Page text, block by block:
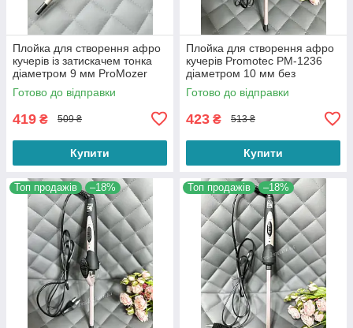
Плойка для створення афро
кучерів із затискачем тонка
діаметром 9 мм ProMozer
MZ-2216 для завивання
волосся
Готово до відправки
419 ₴ 509 ₴
Купити
Плойка для створення афро
кучерів Promotec PM-1236
діаметром 10 мм без
затискача
Готово до відправки
423 ₴ 513 ₴
Купити
Топ продажів –18% Топ продажів –18%